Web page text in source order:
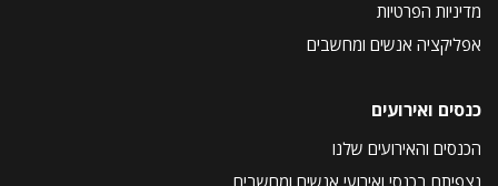
מדיניות הפרטיות
אפליקציה אנשים ומחשבים
כנסים ואירועים
הכנסים והאירועים שלנו
נצפיתם בכנסי ואירועי אנשים ומחשבים